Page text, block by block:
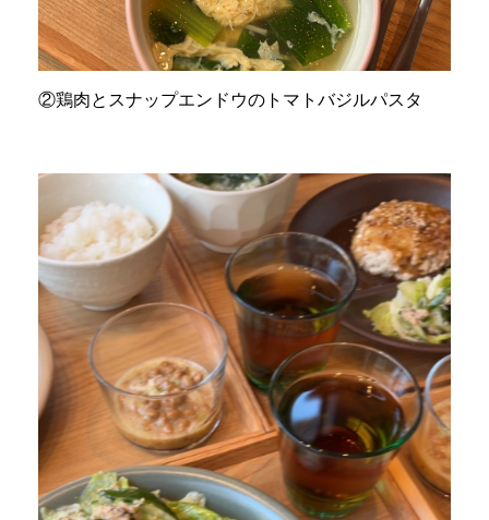
②鶏肉とスナップエンドウのトマトバジルパスタ